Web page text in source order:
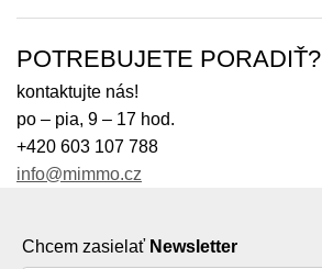
POTREBUJETE PORADIŤ?
kontaktujte nás!
po – pia, 9 – 17 hod.
+420 603 107 788
info@mimmo.cz
Chcem zasielať Newsletter